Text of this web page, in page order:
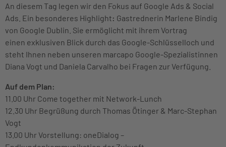
An diesem Tag legen wir den Fokus auf Google Ads & Social
Ads. Ein besonderes Highlight: Gastrednerin Marlene Bindig
von Google Dublin. Sie ermöglicht mit ihrem Vortrag
einen exklusiven Blick durch das Google-Schlüsselloch und
steht Ihnen neben unseren marcapo Google-Spezialistinnen
Diana Vogt und Daniela Carvalho bei Fragen zur Verfügung.
Auf dem Plan:
11.00 Uhr Come together mit Network-Lunch
12.30 Uhr Begrüßung durch Thomas Ötinger & Marc-Stephan
Vogt
13.00 Uhr Vorstellung: oneDialog –